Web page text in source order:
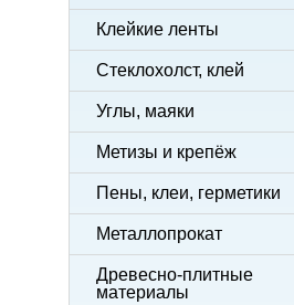
Клейкие ленты
Стеклохолст, клей
Углы, маяки
Метизы и крепёж
Пены, клеи, герметики
Металлопрокат
Древесно-плитные
материалы